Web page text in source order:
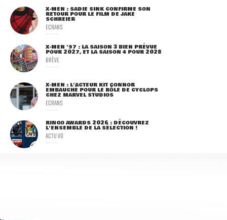
X-MEN : SADIE SINK CONFIRME SON
RETOUR POUR LE FILM DE JAKE
SCHREIER
ECRANS
X-MEN '97 : LA SAISON 3 BIEN PRÉVUE
POUR 2027, ET LA SAISON 4 POUR 2028
BRÈVE
X-MEN : L'ACTEUR KIT CONNOR
EMBAUCHÉ POUR LE RÔLE DE CYCLOPS
CHEZ MARVEL STUDIOS
ECRANS
RINGO AWARDS 2026 : DÉCOUVREZ
L'ENSEMBLE DE LA SÉLECTION !
ACTU VO